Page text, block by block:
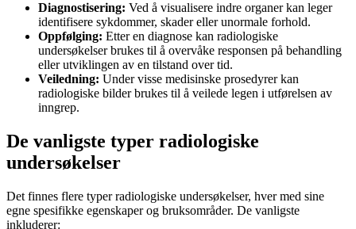
Diagnostisering: Ved å visualisere indre organer kan leger
identifisere sykdommer, skader eller unormale forhold.
Oppfølging: Etter en diagnose kan radiologiske
undersøkelser brukes til å overvåke responsen på behandling
eller utviklingen av en tilstand over tid.
Veiledning: Under visse medisinske prosedyrer kan
radiologiske bilder brukes til å veilede legen i utførelsen av
inngrep.
De vanligste typer radiologiske
undersøkelser
Det finnes flere typer radiologiske undersøkelser, hver med sine
egne spesifikke egenskaper og bruksområder. De vanligste
inkluderer: